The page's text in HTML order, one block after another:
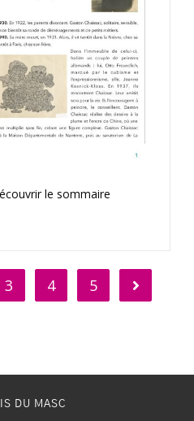
le sommaire
3 4 5
DU MASC